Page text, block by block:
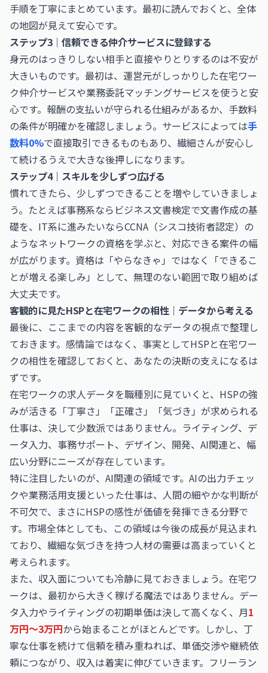
手順を丁寧にまとめています。最初に読んでおくと、全体
の地図が見えて安心です。
ステップ3｜信頼できる仲介サービスに登録する
身元のはっきりしない相手と直接やりとりするのは不安が
大きいものです。最初は、運営元がしっかりした在宅ワー
ク仲介サービスや業務委託マッチングサービスを使うと安
心です。報酬の支払いが守られる仕組みがあるか、手数料
の条件が明確かを確認しましょう。サービスによっては手
数料0%で直接取引できるものもあり、繊細さんが安心し
て続けるうえで大きな後押しになります。
ステップ4｜スキルを少しずつ広げる
慣れてきたら、少しずつできることを増やしていきましょ
う。たとえば事務系なら ビジネス文書検定で文書作成の基
礎を、IT系に進みたいならCCNA（シスコ技術者認定） の
ようなネットワークの資格を学ぶと、対応できる案件の幅
が広がります。資格は「やらなきゃ」ではなく「できるこ
とが増える楽しみ」として、無理のない範囲で取り組めば
大丈夫です。
客観的に見たHSPと在宅ワークの相性｜データから考える
最後に、ここまでの内容を客観的なデータの視点で整理し
ておきます。感情論ではなく、事実としてHSPと在宅ワー
クの相性を確認しておくと、あなたの決断の支えになるは
ずです。
在宅ワークの求人データを職種別に見ていくと、HSPの強
みが活きる「丁寧さ」「正確さ」「気づき」が求められる
仕事は、決して少数派ではありません。ライティング、デ
ータ入力、事務サポート、デザイン、開発、AI関連と、幅
広い分野にニーズが存在しています。
特に注目したいのが、AI関連の領域です。AIの出力チェッ
クや業務活用支援といった仕事は、人間の細やかな判断が
不可欠で、まさにHSPの感性が価値を発揮できる分野で
す。市場全体としても、この領域は今後の成長が見込まれ
ており、繊細な気づきを持つ人材の需要は高まっていくと
考えられます。
また、収入面についても冷静に見ておきましょう。在宅ワ
ークは、最初から大きく稼げる魔法ではありません。デー
タ入力やライティングの初期単価は決して高くなく、月1
万円〜3万円から始まることがほとんどです。しかし、丁
寧な仕事を続けて信頼を積み重ねれば、単価交渉や継続依
頼につながり、収入は着実に伸びていきます。フリーラン